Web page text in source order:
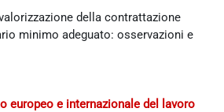
della contrattazione
minimo adeguato: osservazioni e
europeo e internazionale del lavoro